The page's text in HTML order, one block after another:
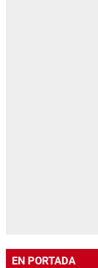
EN PORTADA